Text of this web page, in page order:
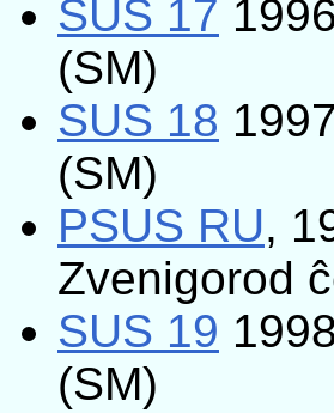
SUS 17
(SM)
SUS 18
(SM)
PSUS RU,
Zvenigorod
SUS 19
(SM)